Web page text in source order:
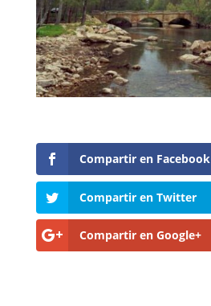
Compartir en Facebook
Compartir en Twitter
Compartir en Google+